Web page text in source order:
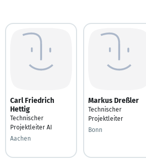
Carl Friedrich
Hettig
Technischer
Projektleiter AI
Aachen
Markus Dreßler
Technischer
Projektleiter
Bonn